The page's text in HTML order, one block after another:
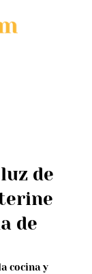
de
de
cocina y